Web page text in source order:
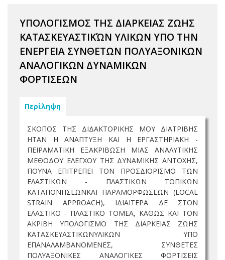
ΥΠΟΛΟΓΙΣΜΟΣ ΤΗΣ ΔΙΑΡΚΕΙΑΣ ΖΩΗΣ
ΚΑΤΑΣΚΕΥΑΣΤΙΚΏΝ ΥΛΙΚΩΝ ΥΠΟ ΤΗΝ
ΕΝΕΡΓΕΙΑ ΣΥΝΘΕΤΩΝ ΠΟΛΥΑΞΟΝΙΚΩΝ
ΑΝΑΛΟΓΙΚΩΝ ΔΥΝΑΜΙΚΩΝ
ΦΟΡΤΙΣΕΩΝ
Περίληψη
ΣΚΟΠΟΣ ΤΗΣ ΔΙΔΑΚΤΟΡΙΚΗΣ ΜΟΥ ΔΙΑΤΡΙΒΗΣ
ΗΤΑΝ Η ΑΝΑΠΤΥΞΗ ΚΑΙ Η ΕΡΓΑΣΤΗΡΙΑΚΗ -
ΠΕΙΡΑΜΑΤΙΚΗ ΕΞΑΚΡΙΒΩΣΗ ΜΙΑΣ ΑΝΑΛΥΤΙΚΗΣ
ΜΕΘΟΔΟΥ ΕΛΕΓΧΟΥ ΤΗΣ ΔΥΝΑΜΙΚΗΣ ΑΝΤΟΧΗΣ,
ΠΟΥΝΑ ΕΠΙΤΡΕΠΕΙ ΤΟΝ ΠΡΟΣΔΙΟΡΙΣΜΟ ΤΩΝ
ΕΛΑΣΤΙΚΩΝ - ΠΛΑΣΤΙΚΩΝ ΤΟΠΙΚΩΝ
ΚΑΤΑΠΟΝΗΣΕΩΝΚΑΙ ΠΑΡΑΜΟΡΦΩΣΕΩΝ (LOCAL
STRAIN APPROACH), ΙΔΙΑΙΤΕΡΑ ΔΕ ΣΤΟΝ
ΕΛΑΣΤΙΚΟ - ΠΛΑΣΤΙΚΟ ΤΟΜΕΑ, ΚΑΘΩΣ ΚΑΙ ΤΟΝ
ΑΚΡΙΒΗ ΥΠΟΛΟΓΙΣΜΟ ΤΗΣ ΔΙΑΡΚΕΙΑΣ ΖΩΗΣ
ΚΑΤΑΣΚΕΥΑΣΤΙΚΩΝΥΛΙΚΩΝ ΥΠΟ
ΕΠΑΝΑΛΑΜΒΑΝΟΜΕΝΕΣ, ΣΥΝΘΕΤΕΣ
ΠΟΛΥΑΞΟΝΙΚΕΣ ΑΝΑΛΟΓΙΚΕΣ ΦΟΡΤΙΣΕΙΣ